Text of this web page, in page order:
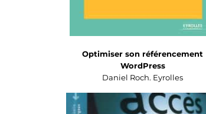
Optimiser son référencement
WordPress
Daniel Roch. Eyrolles